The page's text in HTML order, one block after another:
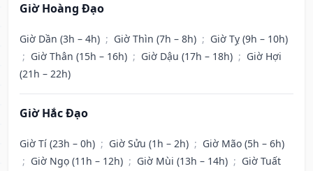
Giờ Hoàng Đạo
Giờ Dần (3h – 4h) ; Giờ Thìn (7h – 8h) ; Giờ Tỵ (9h – 10h)
; Giờ Thân (15h – 16h) ; Giờ Dậu (17h – 18h) ; Giờ Hợi
(21h – 22h)
Giờ Hắc Đạo
Giờ Tí (23h – 0h) ; Giờ Sửu (1h – 2h) ; Giờ Mão (5h – 6h)
; Giờ Ngọ (11h – 12h) ; Giờ Mùi (13h – 14h) ; Giờ Tuất